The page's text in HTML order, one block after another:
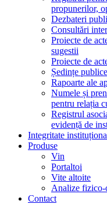
propunerilor,
Dezbateri
Consultări
Proiecte de
sugestii
Proiecte de
Ședințe
Rapoarte ale
Numele și
pentru relația
Registrul
evidență de
Integritate
Produse
Vin
Portaltoi
Vite altoite
Analize
Contact